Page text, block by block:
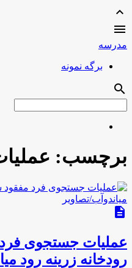
expand_less

مدرسه
برگه نمونه
search
برچسب:
description
عملیات جستجوی
رودخانه زرینه رود